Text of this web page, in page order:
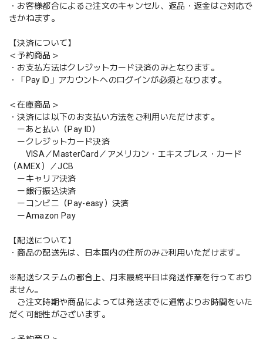
・お客様都合によるご注文のキャンセル、返品・返金はご対応で
きかねます。
【決済について】
＜予約商品＞
・お支払方法はクレジットカード決済のみとなります。
・「Pay ID」アカウントへのログインが必須となります。
＜在庫商品＞
・決済には以下のお支払い方法をご利用いただけます。
ーあと払い（Pay ID）
ークレジットカード決済
VISA／MasterCard／アメリカン・エキスプレス・カード
（AMEX）／JCB
ーキャリア決済
ー銀行振込決済
ーコンビニ（Pay-easy）決済
ーAmazon Pay
【配送について】
・商品の配送先は、日本国内の住所のみご利用いただけます。
※配送システムの都合上、月末最終平日は発送作業を行っており
ません。
ご注文時期や商品によっては発送までに通常よりお時間をいた
だく可能性がございます。